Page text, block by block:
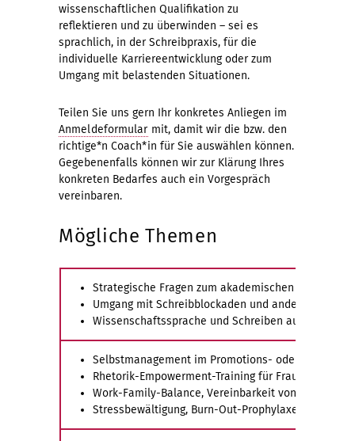
wissenschaftlichen Qualifikation zu
reflektieren und zu überwinden – sei es
sprachlich, in der Schreibpraxis, für die
individuelle Karriereentwicklung oder zum
Umgang mit belastenden Situationen.
Teilen Sie uns gern Ihr konkretes Anliegen im
Anmeldeformularmit, damit wir die bzw. den
richtige*n Coach*in für Sie auswählen können.
Gegebenenfalls können wir zur Klärung Ihres
konkreten Bedarfes auch ein Vorgespräch
vereinbaren.
Mögliche Themen
Strategische Fragen zum akademischen Schreiben
Umgang mit Schreibblockaden und anderen
Wissenschaftssprache und Schreiben auf Englisch
Selbstmanagement im Promotions- oder
Rhetorik-Empowerment-Training für Frauen
Work-Family-Balance, Vereinbarkeit von Familie
Stressbewältigung, Burn-Out-Prophylaxe, Umgang